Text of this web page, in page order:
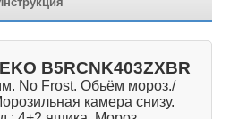
B5RCNK403ZXBR
No Frost. Обьём мороз./
камера снизу.